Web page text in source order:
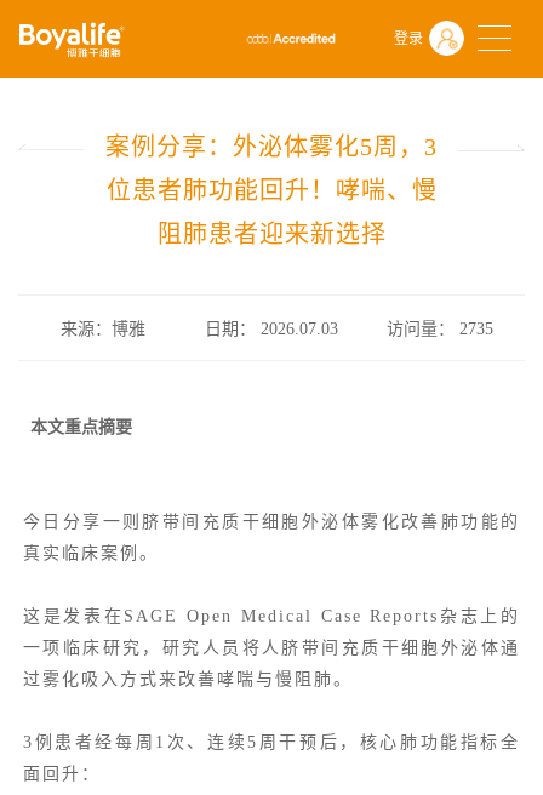
登录
首页 什么是干细胞
前沿动态
案例分享：外泌体雾化5周，3位患者肺功能回升！哮喘、慢阻肺患者
案例分享：外泌体雾化5周，3
位患者肺功能回升！哮喘、慢
阻肺患者迎来新选择
来源：博雅 日期： 2026.07.03 访问量：2735
本文重点摘要
今日分享一则脐带间充质干细胞 外泌体雾化 改善肺功能的
真实临床案例。
这是发表在SAGE Open Medical Case Reports杂志上的
一项临床研究，研究人员将人脐带间充质干细胞外泌体通
过雾化吸入方式来改善哮喘与慢阻肺。
3例患者经每周1次、连续5周干预后，核心肺功能指标全
面回升：